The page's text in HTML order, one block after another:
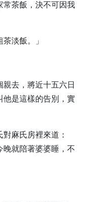
常茶飯，決不可因我
淡飯。」
去，將近十五六日
他是這樣的告別，實
麻氏房裡來道：
晚就陪著婆婆睡，不